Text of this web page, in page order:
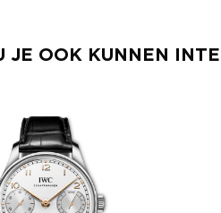
JE OOK KUNNEN